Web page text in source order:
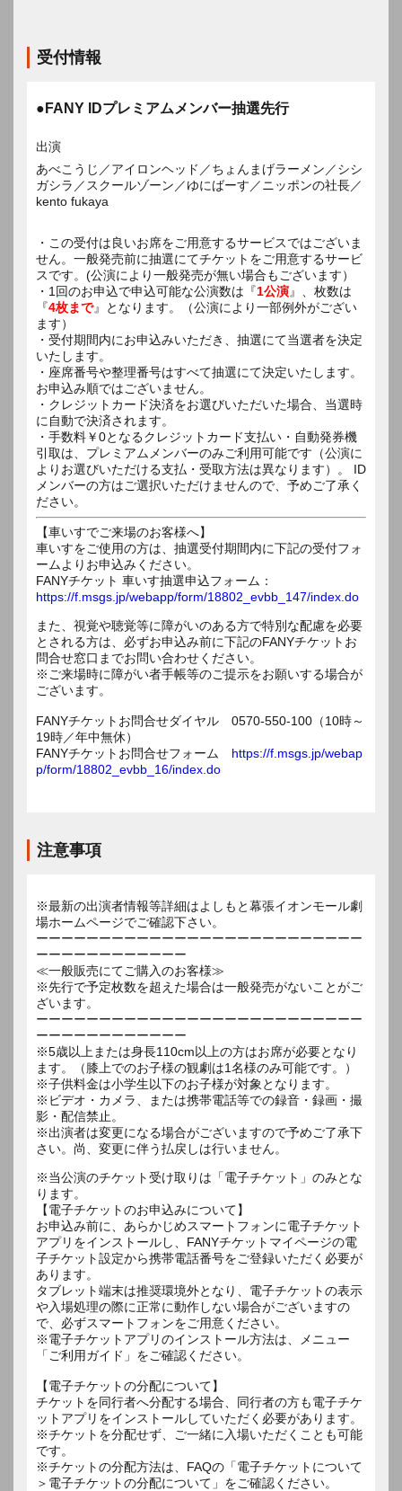
受付情報
●FANY IDプレミアムメンバー抽選先行
出演
あべこうじ／アイロンヘッド／ちょんまげラーメン／シシ
ガシラ／スクールゾーン／ゆにばーす／ニッポンの社長／
kento fukaya
・この受付は良いお席をご用意するサービスではございま
せん。一般発売前に抽選にてチケットをご用意するサービ
スです。(公演により一般発売が無い場合もございます）
・1回のお申込で申込可能な公演数は『1公演』、枚数は
『4枚まで』となります。（公演により一部例外がござい
ます）
・受付期間内にお申込みいただき、抽選にて当選者を決定
いたします。
・座席番号や整理番号はすべて抽選にて決定いたします。
お申込み順ではございません。
・クレジットカード決済をお選びいただいた場合、当選時
に自動で決済されます。
・手数料￥0となるクレジットカード支払い・自動発券機
引取は、プレミアムメンバーのみご利用可能です（公演に
よりお選びいただける支払・受取方法は異なります）。 ID
メンバーの方はご選択いただけませんので、予めご了承く
ださい。
【車いすでご来場のお客様へ】
車いすをご使用の方は、抽選受付期間内に下記の受付フォ
ームよりお申込みください。
FANYチケット 車いす抽選申込フォーム：
https://f.msgs.jp/webapp/form/18802_evbb_147/index.do
また、視覚や聴覚等に障がいのある方で特別な配慮を必要
とされる方は、必ずお申込み前に下記のFANYチケットお
問合せ窓口までお問い合わせください。
※ご来場時に障がい者手帳等のご提示をお願いする場合が
ございます。
FANYチケットお問合せダイヤル 0570-550-100（10時～
19時／年中無休）
FANYチケットお問合せフォーム https://f.msgs.jp/webap
p/form/18802_evbb_16/index.do
注意事項
※最新の出演者情報等詳細はよしもと幕張イオンモール劇
場ホームページでご確認下さい。
ーーーーーーーーーーーーーーーーーーーーーーーーーー
ーーーーーーーーーーーー
≪一般販売にてご購入のお客様≫
※先行で予定枚数を超えた場合は一般発売がないことがご
ざいます。
ーーーーーーーーーーーーーーーーーーーーーーーーーー
ーーーーーーーーーーーー
※5歳以上または身長110cm以上の方はお席が必要となり
ます。（膝上でのお子様の観劇は1名様のみ可能です。）
※子供料金は小学生以下のお子様が対象となります。
※ビデオ・カメラ、または携帯電話等での録音・録画・撮
影・配信禁止。
※出演者は変更になる場合がございますので予めご了承下
さい。尚、変更に伴う払戻しは行いません。
※当公演のチケット受け取りは「電子チケット」のみとな
ります。
【電子チケットのお申込みについて】
お申込み前に、あらかじめスマートフォンに電子チケット
アプリをインストールし、FANYチケットマイページの電
子チケット設定から携帯電話番号をご登録いただく必要が
あります。
タブレット端末は推奨環境外となり、電子チケットの表示
や入場処理の際に正常に動作しない場合がございますの
で、必ずスマートフォンをご用意ください。
※電子チケットアプリのインストール方法は、メニュー
「ご利用ガイド」をご確認ください。
【電子チケットの分配について】
チケットを同行者へ分配する場合、同行者の方も電子チケ
ットアプリをインストールしていただく必要があります。
※チケットを分配せず、ご一緒に入場いただくことも可能
です。
※チケットの分配方法は、FAQの「電子チケットについて
＞電子チケットの分配について」をご確認ください。